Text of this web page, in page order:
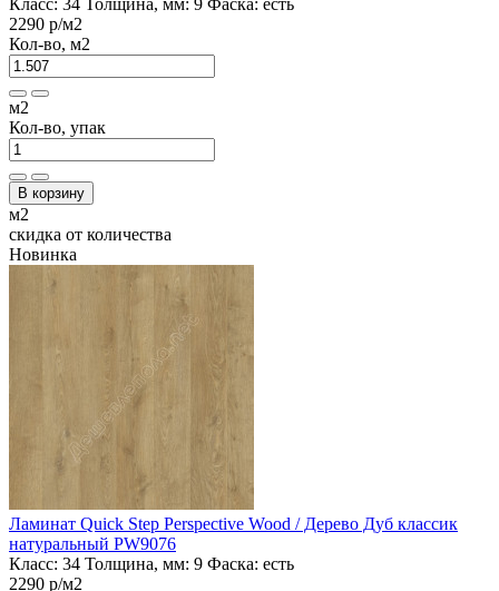
2290 р/м2
Кол-во, м2
м2
Кол-во, упак
В корзину
м2
скидка от количества
Новинка
Ламинат Quick Step Perspective Wood / Дерево Дуб классик
натуральный PW9076
Класс: 34 Толщина, мм: 9 Фаска: есть
2290 р/м2